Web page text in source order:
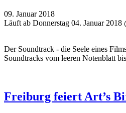
09. Januar 2018
Läuft ab Donnerstag 04. Januar
Der Soundtrack - die Seele eines
Soundtracks vom leeren Notenblatt
Freiburg feiert Art’s